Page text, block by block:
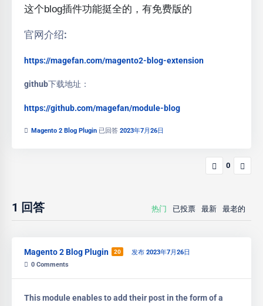
这个blog插件功能挺全的，有免费版的
官网介绍:
https://magefan.com/magento2-blog-extension
github下载地址：
https://github.com/magefan/module-blog
Magento 2 Blog Plugin 已回答 2023年7月26日
0
1 回答 热门 已投票 最新 最老的
Magento 2 Blog Plugin 20
发布 2023年7月26日
0 Comments
This module enables to add their post in the form of a